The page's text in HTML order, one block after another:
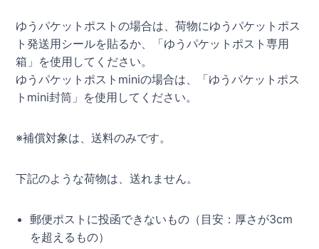
ゆうパケットポストの場合は、荷物にゆうパケットポス
ト発送用シールを貼るか、「ゆうパケットポスト専用
箱」を使用してください。
ゆうパケットポストminiの場合は、「ゆうパケットポス
トmini封筒」を使用してください。
※補償対象は、送料のみです。
下記のような荷物は、送れません。
郵便ポストに投函できないもの（目安：厚さが3cm
を超えるもの）